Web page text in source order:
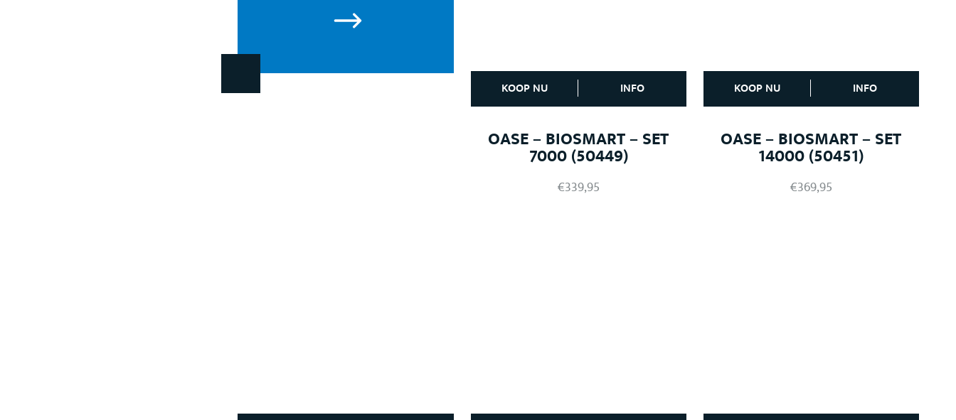
KOOP NU INFO
OASE – BIOSMART – SET
7000 (50449)
€339,95
KOOP NU INFO
OASE – BIOSMART – SET
14000 (50451)
€369,95